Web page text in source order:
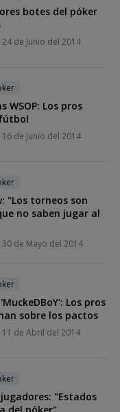
botes del póker
24 de Junio del 2014
WSOP: Los pros
16 de Junio del 2014
"Los torneos son
no saben jugar al
30 de Mayo del 2014
Los pros
sobre los pactos
11 de Abril del 2014
"Estados